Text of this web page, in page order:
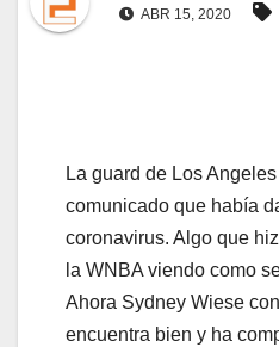
ABR 15, 2020
La guard de Los
comunicado que había
coronavirus. Algo que
la WNBA viendo como
Ahora Sydney Wiese
encuentra bien y ha